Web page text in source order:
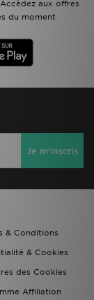
aux offres
du moment
Je m'inscris
& Conditions
& Cookies
des Cookies
Affiliation